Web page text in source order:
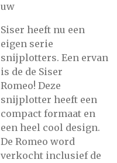
uw
Siser heeft nu een
eigen serie
snijplotters. Een ervan
is de de Siser
Romeo! Deze
snijplotter heeft een
compact formaat en
een heel cool design.
De Romeo word
verkocht inclusief de